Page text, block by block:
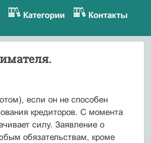
Категории Контакты
если он не способен
кредиторов. С момента
силу. Заявление о
обязательствам, кроме